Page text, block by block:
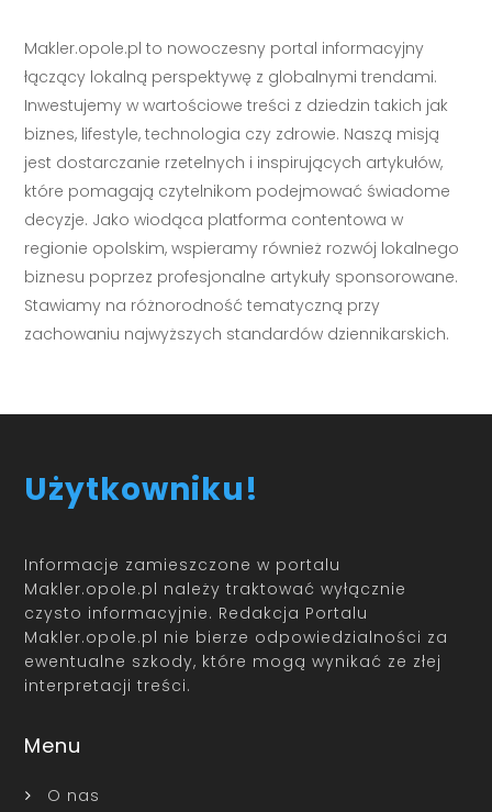
Makler.opole.pl to nowoczesny portal informacyjny
łączący lokalną perspektywę z globalnymi trendami.
Inwestujemy w wartościowe treści z dziedzin takich jak
biznes, lifestyle, technologia czy zdrowie. Naszą misją
jest dostarczanie rzetelnych i inspirujących artykułów,
które pomagają czytelnikom podejmować świadome
decyzje. Jako wiodąca platforma contentowa w
regionie opolskim, wspieramy również rozwój lokalnego
biznesu poprzez profesjonalne artykuły sponsorowane.
Stawiamy na różnorodność tematyczną przy
zachowaniu najwyższych standardów dziennikarskich.
Użytkowniku!
Informacje zamieszczone w portalu
Makler.opole.pl należy traktować wyłącznie
czysto informacyjnie. Redakcja Portalu
Makler.opole.pl nie bierze odpowiedzialności za
ewentualne szkody, które mogą wynikać ze złej
interpretacji treści.
Menu
O nas